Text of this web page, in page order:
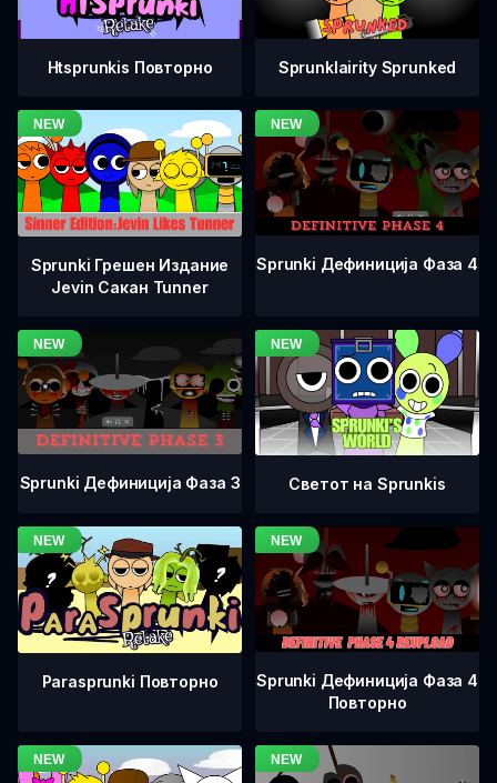
Htsprunkis Повторно Sprunklairity Sprunked
Sprunki Грешен Издание
Jevin Сакан Tunner
Sprunki Дефиниција Фаза 4
Sprunki Дефиниција Фаза 3 Светот на Sprunkis
Parasprunki Повторно
Sprunki Дефиниција Фаза 4
Повторно